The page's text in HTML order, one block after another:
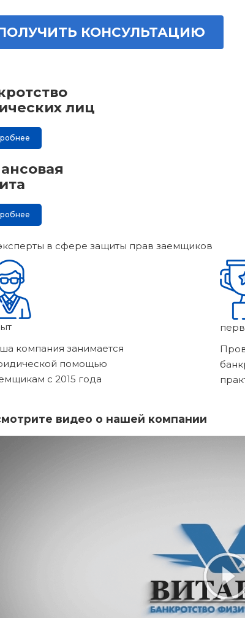
КОНСУЛЬТАЦИЮ
лиц
в сфере защиты прав заемщиков
компания занимается
помощью
с 2015 года
видео о нашей компании